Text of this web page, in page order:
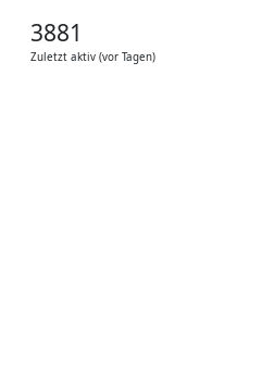
3881
Zuletzt aktiv (vor Tagen)